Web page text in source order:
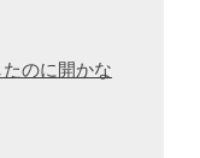
のに開かな